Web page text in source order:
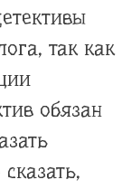
так как
обязан